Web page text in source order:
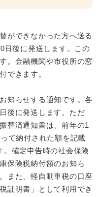
ができなかった方へ送る
日後に発送します。この
。金融機関や市役所の窓
できます。
知らせする通知です。各
後に発送します。ただ
替済通知書は、前年の1
て納付された額を記載
。確定申告時の社会保険
保険税納付額のお知ら
また、軽自動車税の口座
証明書」として利用でき